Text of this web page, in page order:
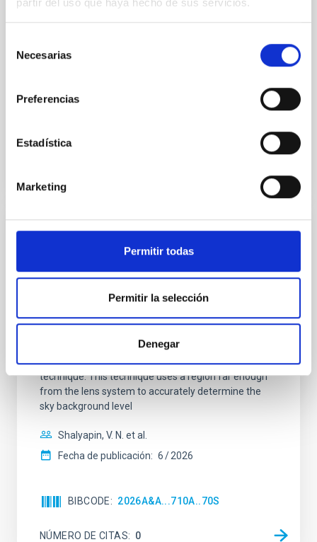
Necesarias
Preferencias
Estadística
Marketing
Permitir todas
Permitir la selección
Denegar
Fecha de publicación:
BIBCODE
CON ÁRBITRO
Joining forces: 30 years of optical
monitoring of the Einstein Cross
We present extended optical monitoring of the
quadruply-imaged gravitationally lensed quasar QSO
observations from different observatories in both
hemispheres and using a new photometric
technique. This technique uses a region far enough
from the lens system to accurately determine the
sky background level
Shalyapin, V. N. et al.
Fecha de publicación: 6 2026
BIBCODE 2026A&A...710A..70S
NÚMERO DE CITAS 0